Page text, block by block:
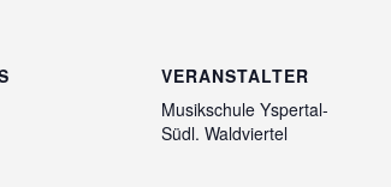
VERANSTALTER
Musikschule Yspertal-
Südl. Waldviertel